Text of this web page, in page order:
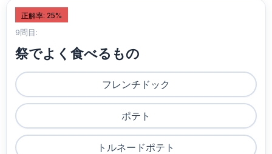
正解率: 25%
9問目:
祭でよく食べるもの
フレンチドック
ポテト
トルネードポテト